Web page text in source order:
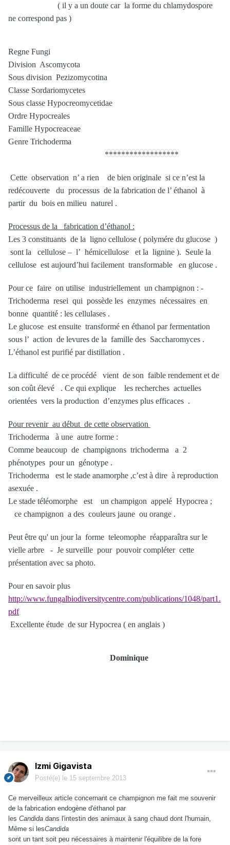
( il y a un doute car la forme du chlamydospore
ne correspond pas )
Regne Fungi
Division Ascomycota
Sous division Pezizomycotina
Classe Sordariomycetes
Sous classe Hypocreomycetidae
Ordre Hypocreales
Famille Hypocreaceae
Genre Trichoderma
******************
Cette observation n’ a rien de bien originale si ce n’est la
redécouverte du processus de la fabrication de l’ éthanol à
partir du bois en milieu naturel .
Processus de la fabrication d’éthanol :
Les 3 constituants de la ligno cellulose ( polymére du glucose )
sont la cellulose – l’ hémicellulose et la lignine ). Seule la
cellulose est aujourd’hui facilement transformable en glucose .
Pour ce faire on utilise industriellement un champignon : -
Trichoderma resei qui possède les enzymes nécessaires en
bonne quantité : les cellulases .
Le glucose est ensuite transformé en éthanol par fermentation
sous l’ action de levures de la famille des Saccharomyces .
L’éthanol est purifié par distillation .
La difficulté de ce procédé vient de son faible rendement et de
son coût élevé . Ce qui explique les recherches actuelles
orientées vers la production d’enzymes plus efficaces .
Pour revenir au début de cette observation
Trichoderma à une autre forme :
Comme beaucoup de champignons trichoderma a 2
phénotypes pour un génotype .
Trichoderma est le stade anamorphe ,c’est à dire à reproduction
asexuée .
Le stade téléomorphe est un champigon appelé Hypocrea ;
ce champignon a des couleurs jaune ou orange .
Peut être qu' un jour la forme teleomophe réapparaîtra sur le
vielle arbre - Je surveille pour pouvoir compléter cette
présentation avec sa photo.
Pour en savoir plus
http://www.fungalbiodiversitycentre.com/publications/1048/part1.
pdf
Excellente étude de sur Hypocrea ( en anglais )
Dominique
Izmi Gigavista
Posté(e) le 15 septembre 2013
Ce merveilleux article concernant ce champignon me fait me souvenir
de la fabrication endogène d'éthanol par
les Candida dans l'intestin des animaux à sang chaud dont l'humain,
Même si lesCandida
sont un tant soit peu nécessaires à maintenir l'équilibre de la fore